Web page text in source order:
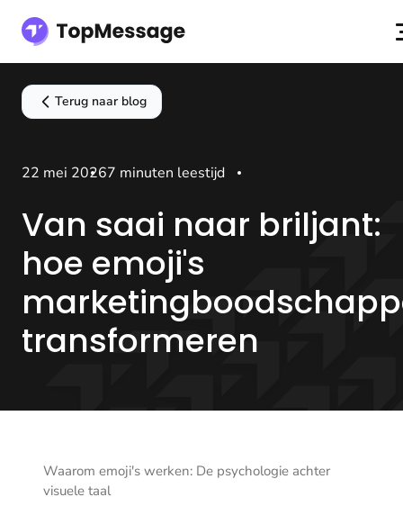
Terug naar blog
22 mei 20267 minuten leestijd
Van saai naar briljant:
hoe emoji's
transformeren
Waarom emoji's werken: De psychologie achter
visuele taal